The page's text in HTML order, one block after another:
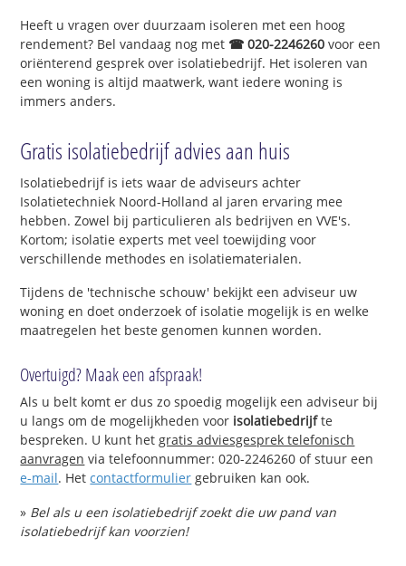
Heeft u vragen over duurzaam isoleren met een hoog
rendement? Bel vandaag nog met ☎ 020-2246260 voor een
oriënterend gesprek over isolatiebedrijf. Het isoleren van
een woning is altijd maatwerk, want iedere woning is
immers anders.
Gratis isolatiebedrijf advies aan huis
Isolatiebedrijf is iets waar de adviseurs achter
Isolatietechniek Noord-Holland al jaren ervaring mee
hebben. Zowel bij particulieren als bedrijven en VVE's.
Kortom; isolatie experts met veel toewijding voor
verschillende methodes en isolatiematerialen.
Tijdens de 'technische schouw' bekijkt een adviseur uw
woning en doet onderzoek of isolatie mogelijk is en welke
maatregelen het beste genomen kunnen worden.
Overtuigd? Maak een afspraak!
Als u belt komt er dus zo spoedig mogelijk een adviseur bij
u langs om de mogelijkheden voor isolatiebedrijfte
bespreken. U kunt hetgratis adviesgesprek telefonisch
aanvragen via telefoonnummer: 020-2246260 of stuur een
e-mail. Hetcontactformulier gebruiken kan ook.
» Bel als u een isolatiebedrijf zoekt die uw pand van
isolatiebedrijf kan voorzien!